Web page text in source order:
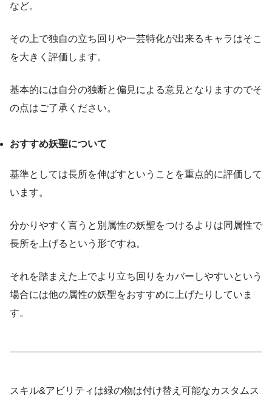
など。
その上で独自の立ち回りや一芸特化が出来るキャラはそこ
を大きく評価します。
基本的には自分の独断と偏見による意見となりますのでそ
の点はご了承ください。
おすすめ妖聖について
基準としては長所を伸ばすということを重点的に評価して
います。
分かりやすく言うと別属性の妖聖をつけるよりは同属性で
長所を上げるという形ですね。
それを踏まえた上でより立ち回りをカバーしやすいという
場合には他の属性の妖聖をおすすめに上げたりしていま
す。
スキル&アビリティは緑の物は付け替え可能なカスタムス